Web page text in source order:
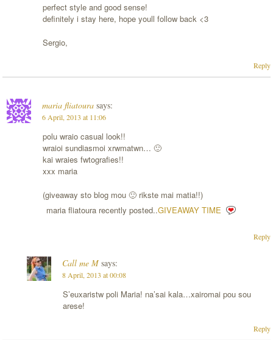
perfect style and good sense!
definitely i stay here, hope youll follow back <3
Sergio,
Reply
maria fliatoura says:
6 April, 2013 at 11:06
polu wraio casual look!!
wraioi sundiasmoi xrwmatwn… 🙂
kai wraies fwtografies!!
xxx maria
(giveaway sto blog mou 🙂 rikste mai matia!!)
maria fliatoura recently posted..GIVEAWAY TIME
Reply
Call me M says:
8 April, 2013 at 00:08
S’euxaristw poli Maria! na’sai kala…xairomai pou sou
arese!
Reply